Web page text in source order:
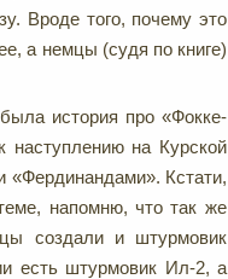
Вроде того, почему это
а немцы (судя по книге)
история про «Фокке-
на Курской
«Фердинандами». Кстати,
напомню, что так же
создали и штурмовик
есть штурмовик Ил-2, а